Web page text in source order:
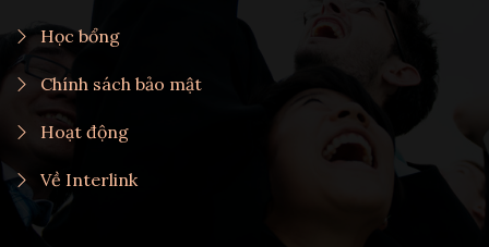
Học bổng
Chính sách bảo mật
Hoạt động
Về Interlink